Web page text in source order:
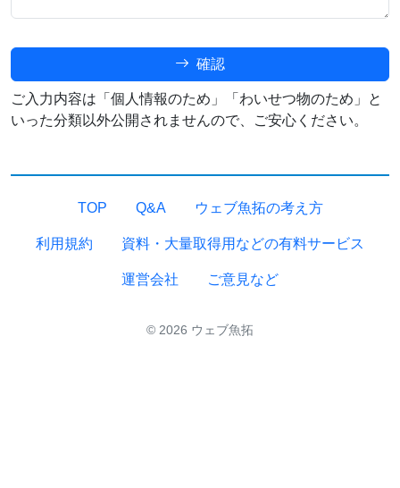
確認
ご入力内容は「個人情報のため」「わいせつ物のため」と
いった分類以外公開されませんので、ご安心ください。
TOP Q&A ウェブ魚拓の考え方
利用規約 資料・大量取得用などの有料サービス
運営会社 ご意見など
© 2026 ウェブ魚拓